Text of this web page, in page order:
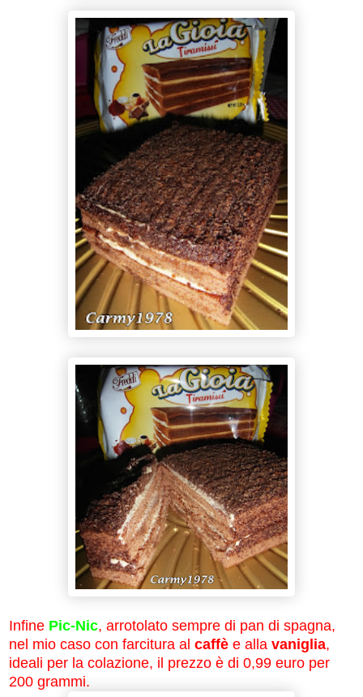
Infine Pic-Nic, arrotolato sempre di pan di spagna,
nel mio caso con farcitura al caffè e alla vaniglia,
ideali per la colazione, il prezzo è di 0,99 euro per
200 grammi.